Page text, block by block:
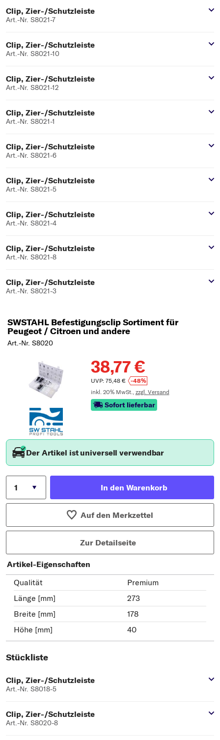
Clip, Zier-/Schutzleiste
Art.-Nr. S8021-7
Clip, Zier-/Schutzleiste
Art.-Nr. S8021-10
Clip, Zier-/Schutzleiste
Art.-Nr. S8021-12
Clip, Zier-/Schutzleiste
Art.-Nr. S8021-1
Clip, Zier-/Schutzleiste
Art.-Nr. S8021-6
Clip, Zier-/Schutzleiste
Art.-Nr. S8021-5
Clip, Zier-/Schutzleiste
Art.-Nr. S8021-4
Clip, Zier-/Schutzleiste
Art.-Nr. S8021-8
Clip, Zier-/Schutzleiste
Art.-Nr. S8021-3
SWSTAHL Befestigungsclip Sortiment für
Peugeot / Citroen und andere
Art.-Nr. S8020
38,77 €
UVP: 75,48 €
-48%
inkl. 20% MwSt., zzgl. Versand
Sofort lieferbar
Der Artikel ist universell verwendbar
In den Warenkorb
Auf den Merkzettel
Zur Detailseite
Artikel-Eigenschaften
Qualität
Premium
Länge [mm]
273
Breite [mm]
178
Höhe [mm]
40
Stückliste
Clip, Zier-/Schutzleiste
Art.-Nr. S8018-5
Clip, Zier-/Schutzleiste
Art.-Nr. S8020-8